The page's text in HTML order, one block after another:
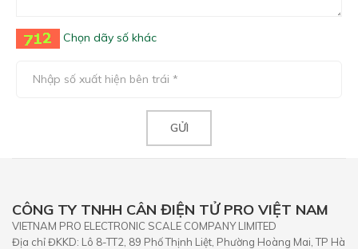
Chọn dãy số khác
CÔNG TY TNHH CÂN ĐIỆN TỬ PRO VIỆT NAM
VIETNAM PRO ELECTRONIC SCALE COMPANY LIMITED
Địa chỉ ĐKKD: Lô 8-TT2, 89 Phố Thịnh Liệt, Phường Hoàng Mai, TP Hà